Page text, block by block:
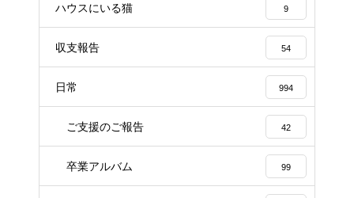
ハウスにいる猫 9
収支報告 54
日常 994
ご支援のご報告 42
卒業アルバム 99